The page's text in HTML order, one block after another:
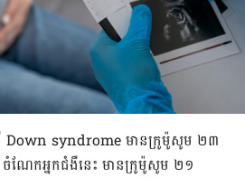
ងឺ Down syndrome មាន​ក្រូម៉ូសូម​ ២៣
ណែក​អ្នក​ជំងឺ​នេះ មាន​ក្រូម៉ូសូម​ ២១